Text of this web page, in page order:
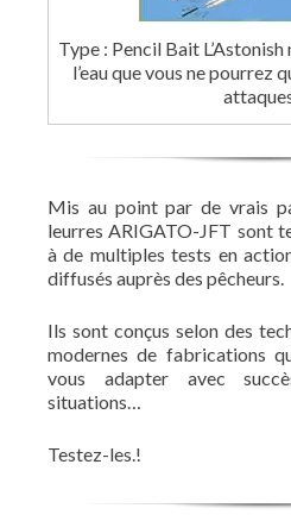
Type : Pencil Bait
l’eau que vous ne pourrez
Mis au point par de vrais
leurres ARIGATO-JFT sont
à de multiples tests en
diffusés auprès des pêcheurs.
Ils sont conçus selon des
modernes de fabrications
vous adapter avec
situations…
Testez-les.!